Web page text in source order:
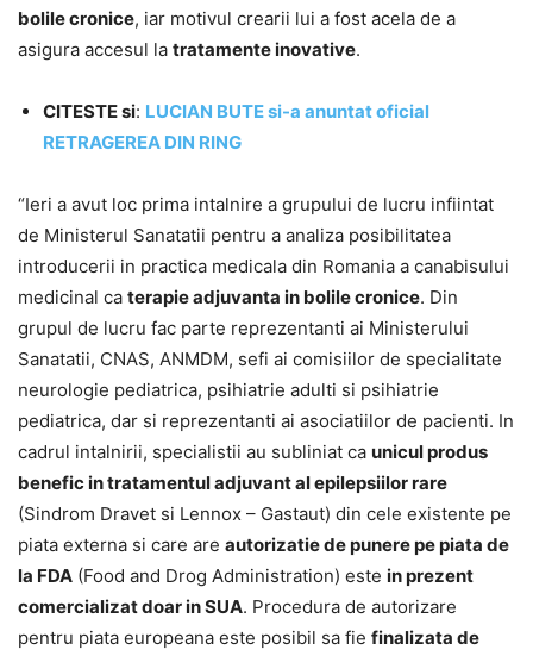
bolile cronice, iar motivul crearii lui a fost acela de a
asigura accesul la tratamente inovative.
CITESTE si: LUCIAN BUTE si-a anuntat oficial
RETRAGEREA DIN RING
“Ieri a avut loc prima intalnire a grupului de lucru infiintat
de Ministerul Sanatatii pentru a analiza posibilitatea
introducerii in practica medicala din Romania a canabisului
medicinal ca terapie adjuvanta in bolile cronice. Din
grupul de lucru fac parte reprezentanti ai Ministerului
Sanatatii, CNAS, ANMDM, sefi ai comisiilor de specialitate
neurologie pediatrica, psihiatrie adulti si psihiatrie
pediatrica, dar si reprezentanti ai asociatiilor de pacienti. In
cadrul intalnirii, specialistii au subliniat ca unicul produs
benefic in tratamentul adjuvant al epilepsiilor rare
(Sindrom Dravet si Lennox – Gastaut) din cele existente pe
piata externa si care are autorizatie de punere pe piata de
la FDA (Food and Drog Administration) este in prezent
comercializat doar in SUA. Procedura de autorizare
pentru piata europeana este posibil sa fie finalizata de